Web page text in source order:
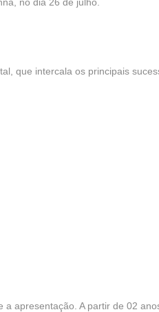
que intercala os principais
apresentação. A partir de 02